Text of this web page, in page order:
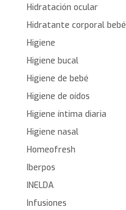
Hidratación ocular
Hidratante corporal bebé
Higiene
Higiene bucal
Higiene de bebé
Higiene de oídos
Higiene íntima diaria
Higiene nasal
Homeofresh
Iberpos
INELDA
Infusiones